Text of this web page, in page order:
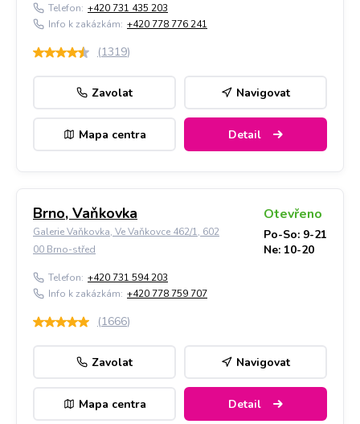
Telefon: +420 731 435 203
Info k zakázkám: +420 778 776 241
(1319)
Zavolat Navigovat
Mapa centra Detail
Brno, Vaňkovka
Galerie Vaňkovka, Ve Vaňkovce 462/1, 602
00 Brno-střed
Otevřeno
Po-So: 9-21
Ne: 10-20
Telefon: +420 731 594 203
Info k zakázkám: +420 778 759 707
(1666)
Zavolat Navigovat
Mapa centra Detail